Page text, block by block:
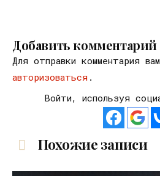
Добавить комментарий
Для отправки комментария
авторизоваться .
Войти, используя
Похожие записи